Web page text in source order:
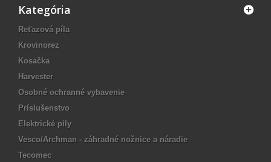
Kategória
Reťazová píla
Krovinorez
Kosačka
Harvester
Osobné ochranné vybavenie
Príslušenstvo
Elektrické píly
Vesco/Archman - záhradné nožnice a náradie
Tecomec